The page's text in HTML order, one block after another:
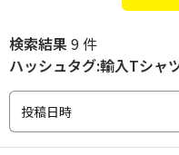
検索結果9 件
ハッシュタグ:輸入Tシャ
投稿日時